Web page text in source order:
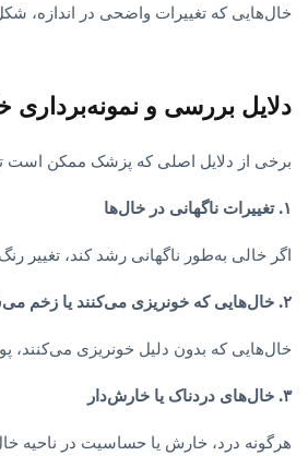
خال‌هایی که تغییرات واضحی در اندازه،
دلایل بررسی و نمونه‌برداری
برخی از دلایل اصلی که پزشک ممکن است
۱. تغییرات ناگهانی در خال‌ها
اگر خالی به‌طور ناگهانی رشد کند، تغییر
۲. خال‌هایی که خونریزی می‌کنند یا زخم می‌شوند
خال‌هایی که بدون دلیل خونریزی می‌کنند،
۳. خال‌های دردناک یا خارش‌دار
هرگونه درد، خارش یا حساسیت در ناحیه